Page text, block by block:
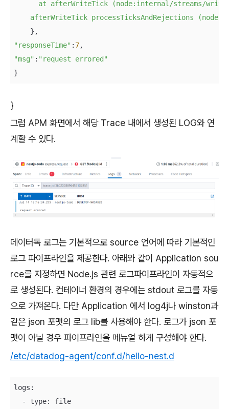
at afterWriteTick (node:internal/streams/
afterWriteTick processTicksAndRejections
"responseTime" : 7
"msg" : "request errored"
}
}
그럼 APM 화면에서 해당 Trace 내에서 생성된 LOG와 연
계할 수 있다.
데이터독 로그는 기본적으로 source 언어에 따라 기본적인
로그 파이프라인을 제공한다. 아래와 같이 Application sou
rce를 지정하면 Node.js 관련 로그파이프라인이 자동적으
로 생성된다. 컨테이너 환경의 경우에는 stdout 로그를 자동
으로 가져온다. 다만 Application 에서 log4j나 winston과
같은 json 포맷의 로그 lib를 사용해야 한다. 로그가 json 포
맷이 아닐 경우 파이프라인을 메뉴얼 하게 구성해야 한다.
/etc/datadog-agent/conf.d/hello-nest.d
logs:
  - type: file